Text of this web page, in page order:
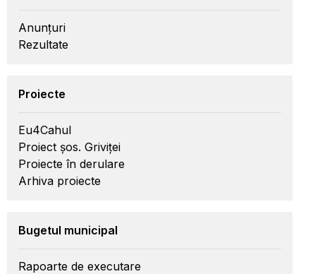
Anunțuri
Rezultate
Proiecte
Eu4Cahul
Proiect șos. Griviței
Proiecte în derulare
Arhiva proiecte
Bugetul municipal
Rapoarte de executare